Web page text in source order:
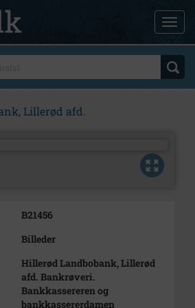
Lillerød afd.
B21456
Billeder
Hillerød Landbobank, Lillerød
afd. Bankrøveri.
Bankkassereren og
bankkassererdamen